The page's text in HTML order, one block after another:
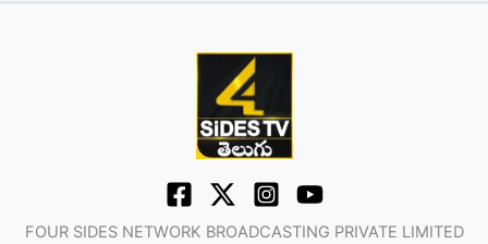
FOUR SIDES NETWORK BROADCASTING PRIVATE LIMITED